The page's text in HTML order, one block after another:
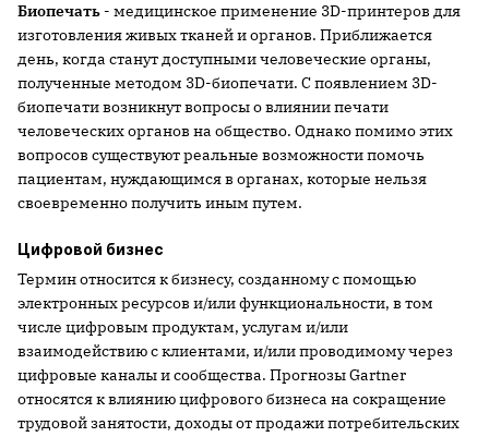
Биопечать - медицинское применение 3D-принтеров для
изготовления живых тканей и органов. Приближается
день, когда станут доступными человеческие органы,
полученные методом 3D-биопечати. С появлением 3D-
биопечати возникнут вопросы о влиянии печати
человеческих органов на общество. Однако помимо этих
вопросов существуют реальные возможности помочь
пациентам, нуждающимся в органах, которые нельзя
своевременно получить иным путем.
Цифровой бизнес
Термин относится к бизнесу, созданному с помощью
электронных ресурсов и/или функциональности, в том
числе цифровым продуктам, услугам и/или
взаимодействию с клиентами, и/или проводимому через
цифровые каналы и сообщества. Прогнозы Gartner
относятся к влиянию цифрового бизнеса на сокращение
трудовой занятости, доходы от продажи потребительских